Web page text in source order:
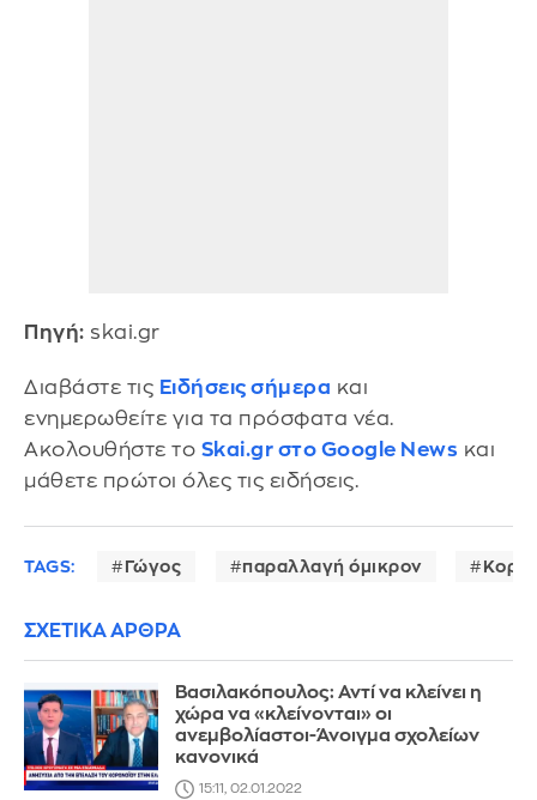
Πηγή: skai.gr
Διαβάστε τις Ειδήσεις σήμερα και
ενημερωθείτε για τα πρόσφατα νέα.
Ακολουθήστε το Skai.gr στο Google News και
μάθετε πρώτοι όλες τις ειδήσεις.
TAGS: Γώγος παραλλαγή όμικρον
ΣΧΕΤΙΚΑ ΑΡΘΡΑ
Βασιλακόπουλος: Αντί να κλείνει η
χώρα να «κλείνονται» οι
ανεμβολίαστοι-Άνοιγμα σχολείων
κανονικά
15:11, 02.01.2022